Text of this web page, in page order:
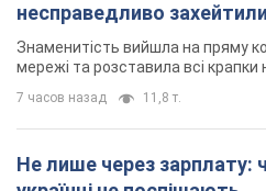
несправедливо захейтили
Знаменитість вийшла на пряму
мережі та розставила всі крапки
7 часов назад 11,8 т.
Не лише через зарплату: